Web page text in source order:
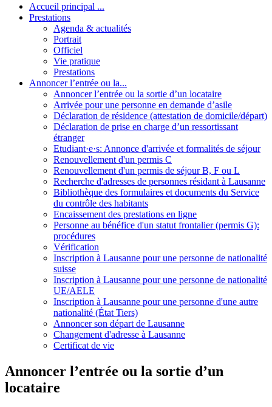
Accueil principal ...
Prestations
Agenda & actualités
Portrait
Officiel
Vie pratique
Prestations
Annoncer l’entrée ou la...
Annoncer l’entrée ou la sortie d’un locataire
Arrivée pour une personne en demande d’asile
Déclaration de résidence (attestation de domicile/départ)
Déclaration de prise en charge d’un ressortissant
étranger
Etudiant·e·s: Annonce d'arrivée et formalités de séjour
Renouvellement d'un permis C
Renouvellement d'un permis de séjour B, F ou L
Recherche d'adresses de personnes résidant à Lausanne
Bibliothèque des formulaires et documents du Service
du contrôle des habitants
Encaissement des prestations en ligne
Personne au bénéfice d'un statut frontalier (permis G):
procédures
Vérification
Inscription à Lausanne pour une personne de nationalité
suisse
Inscription à Lausanne pour une personne de nationalité
UE/AELE
Inscription à Lausanne pour une personne d'une autre
nationalité (État Tiers)
Annoncer son départ de Lausanne
Changement d'adresse à Lausanne
Certificat de vie
Annoncer l’entrée ou la sortie d’un
locataire